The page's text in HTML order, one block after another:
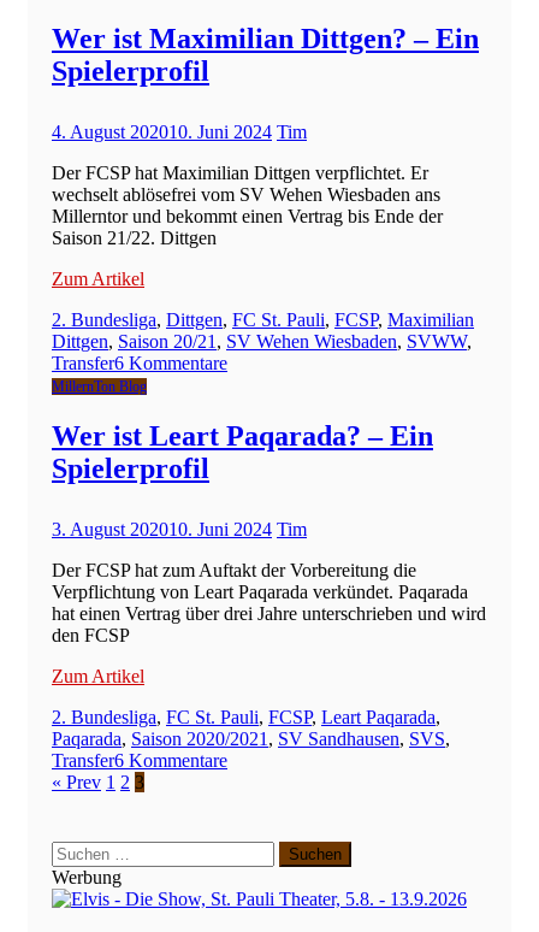
Millerntor
–
Wer ist Maximilian Dittgen? – Ein
Spielerprofil
4. August 202010. Juni 2024 Tim
Der FCSP hat Maximilian Dittgen verpflichtet. Er
wechselt ablösefrei vom SV Wehen Wiesbaden ans
Millerntor und bekommt einen Vertrag bis Ende der
Saison 21/22. Dittgen
Zum Artikel
2. Bundesliga, Dittgen, FC St. Pauli, FCSP, Maximilian
Dittgen, Saison 20/21 , SV Wehen Wiesbaden, SVWW,
Transfer6 Kommentarezu
Maximilian
Dittgen?
MillernTon Blog
Wer ist Leart Paqarada? – Ein
Spielerprofil
3. August 202010. Juni 2024 Tim
Der FCSP hat zum Auftakt der Vorbereitung die
Verpflichtung von Leart Paqarada verkündet. Paqarada
hat einen Vertrag über drei Jahre unterschrieben und wird
den FCSP
Zum Artikel
2. Bundesliga, FC St. Pauli, FCSP, Leart Paqarada,
Paqarada, Saison 2020/2021 , SV Sandhausen, SVS,
Transfer6 Kommentarezu
Paqarada?
–
Ein
Spielerprofil
« Prev 1 2 3
Suchen
nach:
Werbung